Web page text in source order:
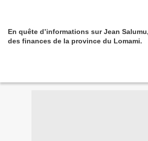
En quête d’informations sur Jean
des finances de la province du Lomami.